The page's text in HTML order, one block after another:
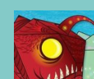
Watari
Kappa
Custom
Show